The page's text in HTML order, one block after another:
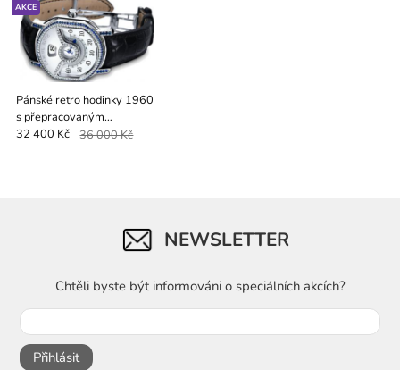
Pánské retro hodinky 1960
s přepracovaným
ciferníkem
AKCE
32 400 Kč 36 000 Kč
NEWSLETTER
Chtěli byste být informováni o speciálních akcích?
Přihlásit